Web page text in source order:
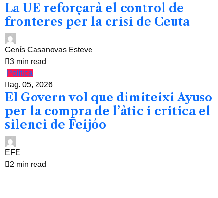
La UE reforçarà el control de
fronteres per la crisi de Ceuta
Genís Casanovas Esteve
3 min read
Política
ag. 05, 2026
El Govern vol que dimiteixi Ayuso
per la compra de l’àtic i critica el
silenci de Feijóo
EFE
2 min read